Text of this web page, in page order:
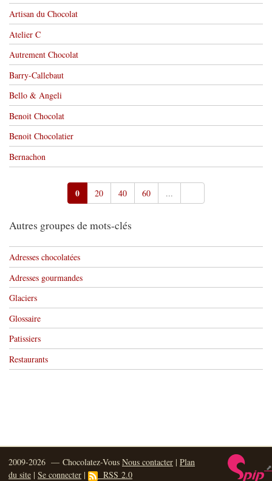
Artisan du Chocolat
Atelier C
Autrement Chocolat
Barry-Callebaut
Bello & Angeli
Benoit Chocolat
Benoit Chocolatier
Bernachon
0 20 40 60 ...
Autres groupes de mots-clés
Adresses chocolatées
Adresses gourmandes
Glaciers
Glossaire
Patissiers
Restaurants
2009-2026 — Chocolatez-Vous Nous contacter | Plan
du site | Se connecter | RSS 2.0